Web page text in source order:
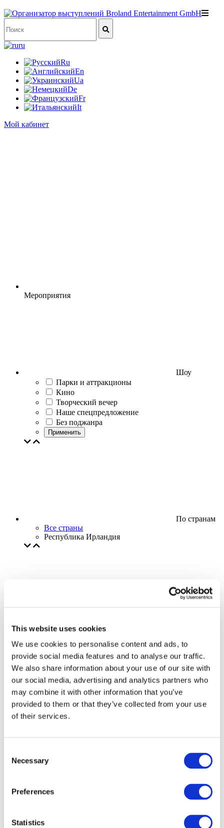
This website uses cookies
We use cookies to personalise content and ads, to
provide social media features and to analyse our traffic.
We also share information about your use of our site with
our social media, advertising and analytics partners who
may combine it with other information that you’ve
provided to them or that they’ve collected from your use
of their services.
Selection
Necessary
Preferences
Statistics
ru
Ru
En
Ua
De
Fr
It
Мой кабинет
Мероприятия
Шоу
Парки и аттракционы
Кино
Творческий вечер
Наше спецпредложение
Без поджанра
Применить
По странам
Все страны
Республика Ирландия